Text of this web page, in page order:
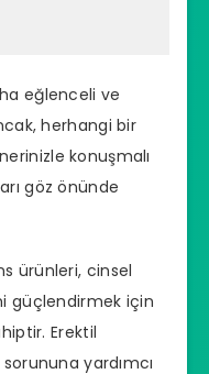
eğlenceli ve
herhangi bir
konuşmalı
göz önünde
ürünleri, cinsel
güçlendirmek için
Erektil
yardımcı